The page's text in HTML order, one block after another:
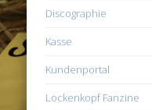
Discographie
Kasse
Kundenportal
Lockenkopf Fanzine